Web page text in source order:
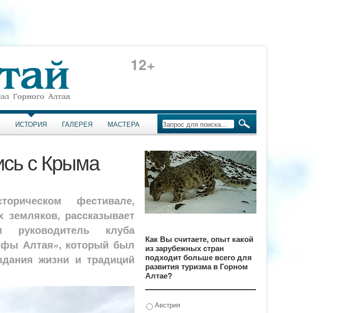
12+
ИСТОРИЯ ГАЛЕРЕЯ МАСТЕРА
с Крыма
фестивале,
рассказывает
клуба
Алтая», который был
жизни и традиций
Как Вы считаете, опыт какой
из зарубежных стран
подходит больше всего для
развития туризма в Горном
Алтае?
Австрия